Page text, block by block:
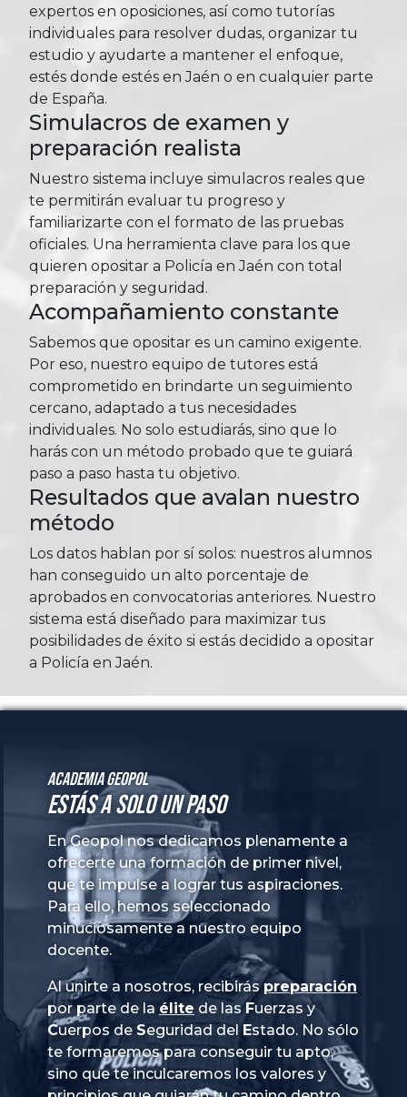
expertos en oposiciones, así como tutorías
individuales para resolver dudas, organizar tu
estudio y ayudarte a mantener el enfoque,
estés donde estés en Jaén o en cualquier parte
de España.
Simulacros de examen y
preparación realista
Nuestro sistema incluye simulacros reales que
te permitirán evaluar tu progreso y
familiarizarte con el formato de las pruebas
oficiales. Una herramienta clave para los que
quieren opositar a Policía en Jaén con total
preparación y seguridad.
Acompañamiento constante
Sabemos que opositar es un camino exigente.
Por eso, nuestro equipo de tutores está
comprometido en brindarte un seguimiento
cercano, adaptado a tus necesidades
individuales. No solo estudiarás, sino que lo
harás con un método probado que te guiará
paso a paso hasta tu objetivo.
Resultados que avalan nuestro
método
Los datos hablan por sí solos: nuestros alumnos
han conseguido un alto porcentaje de
aprobados en convocatorias anteriores. Nuestro
sistema está diseñado para maximizar tus
posibilidades de éxito si estás decidido a opositar
a Policía en Jaén.
Academia GeoPol
Estás a solo un paso
En Geopol nos dedicamos plenamente a
ofrecerte una formación de primer nivel,
que te impulse a lograr tus aspiraciones.
Para ello, hemos seleccionado
minuciosamente a nuestro equipo
docente.
Al unirte a nosotros, recibiráspreparación
por parte de la élite de las Fuerzas y
Cuerpos de Seguridad del Estado. No sólo
te formaremos para conseguir tu apto,
sino que te inculcaremos los valores y